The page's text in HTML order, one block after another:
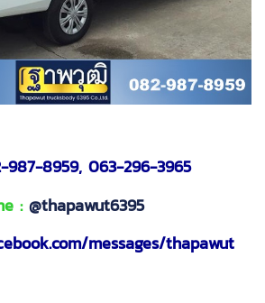
987-8959, 063-296-3965
: @thapawut6395
messages/thapawut